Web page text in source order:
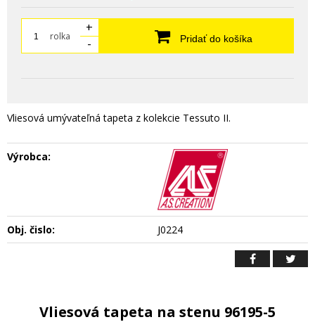
rolka
+
-
Pridať do košíka
Vliesová umývateľná tapeta z kolekcie Tessuto II.
Výrobca:
Obj. čislo: J0224
Vliesová tapeta na stenu 96195-5